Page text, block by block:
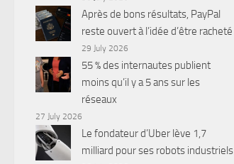
Après de bons résultats, PayPal
reste ouvert à l’idée d’être racheté
29 July 2026
55 % des internautes publient
moins qu’il y a 5 ans sur les
réseaux
27 July 2026
Le fondateur d’Uber lève 1,7
milliard pour ses robots industriels